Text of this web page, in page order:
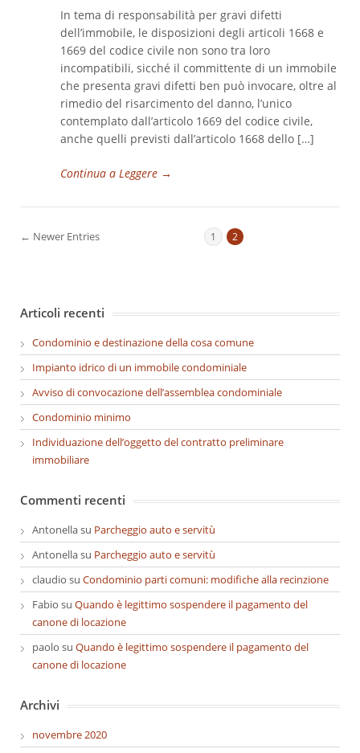
In tema di responsabilità per gravi difetti
dell’immobile, le disposizioni degli articoli 1668 e
1669 del codice civile non sono tra loro
incompatibili, sicché il committente di un immobile
che presenta gravi difetti ben può invocare, oltre al
rimedio del risarcimento del danno, l’unico
contemplato dall’articolo 1669 del codice civile,
anche quelli previsti dall’articolo 1668 dello […]
Continua a Leggere →
← Newer Entries 1 2
Articoli recenti
Condominio e destinazione della cosa comune
Impianto idrico di un immobile condominiale
Avviso di convocazione dell’assemblea condominiale
Condominio minimo
Individuazione dell’oggetto del contratto preliminare
immobiliare
Commenti recenti
Antonellasu Parcheggio auto e servitù
Antonellasu Parcheggio auto e servitù
claudio su Condominio parti comuni: modifiche alla recinzione
Fabio su Quando è legittimo sospendere il pagamento del
canone di locazione
paolo su Quando è legittimo sospendere il pagamento del
canone di locazione
Archivi
novembre 2020